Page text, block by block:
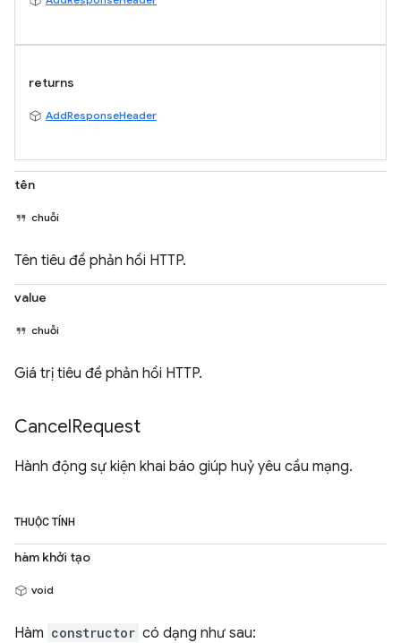
returns
AddResponseHeader
tên
chuỗi
Tên tiêu đề phản hồi HTTP.
value
chuỗi
Giá trị tiêu đề phản hồi HTTP.
CancelRequest
Hành động sự kiện khai báo giúp huỷ yêu cầu mạng.
THUỘC TÍNH
hàm khởi tạo
void
Hàm constructor có dạng như sau: